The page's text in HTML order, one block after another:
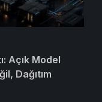
Açık Model
Dağıtım